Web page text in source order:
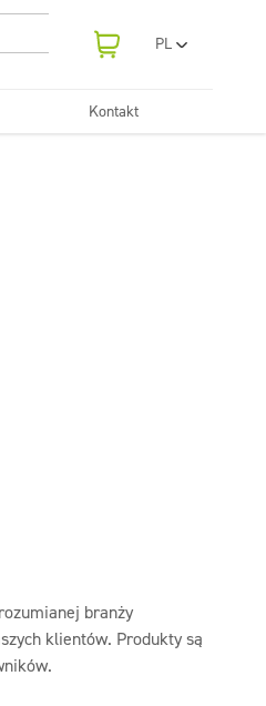
PL
RO
Kontakt
branży
klientów. Produkty są